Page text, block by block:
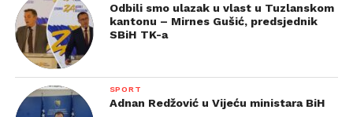
Odbili smo ulazak u vlast u Tuzlanskom
kantonu – Mirnes Gušić, predsjednik
SBiH TK-a
SPORT
Adnan Redžović u Vijeću ministara BiH